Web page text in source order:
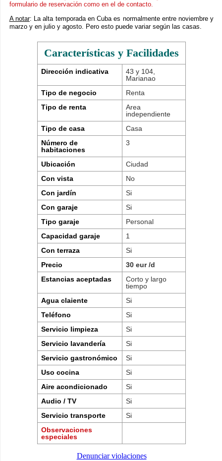
formulario de reservación como en el de contacto.
A notar: La alta temporada en Cuba es normalmente entre noviembre y
marzo y en julio y agosto. Pero esto puede variar según las casas.
Características y Facilidades
Dirección indicativa
43 y 104,
Marianao
Tipo de negocio
Renta
Tipo de renta
Area
independiente
Tipo de casa
Casa
Número de
habitaciones
3
Ubicación
Ciudad
Con vista
No
Con jardín
Si
Con garaje
Si
Tipo garaje
Personal
Capacidad garaje
1
Con terraza
Si
Precio
30 eur /d
Estancias aceptadas
Corto y largo
tiempo
Agua claiente
Si
Teléfono
Si
Servicio limpieza
Si
Servicio lavandería
Si
Servicio gastronómico
Si
Uso cocina
Si
Aire acondicionado
Si
Audio / TV
Si
Servicio transporte
Si
Observaciones
especiales
Denunciar violaciones